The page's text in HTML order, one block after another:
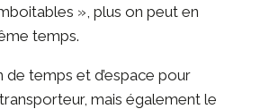
», plus on peut en
temps.
de temps et d’espace pour
mais également le